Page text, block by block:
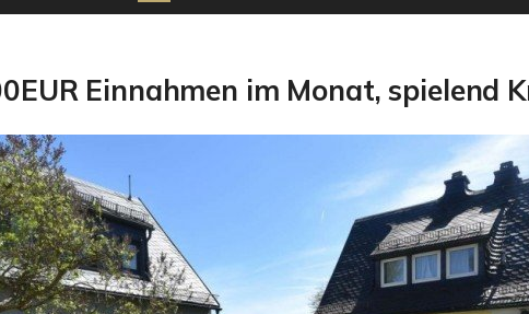
Einnahmen im Monat, spielend